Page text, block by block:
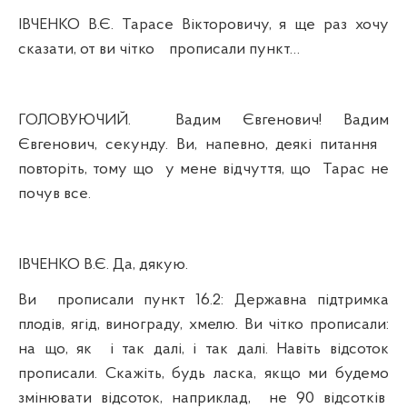
ІВЧЕНКО В.Є. Тарасе Вікторовичу, я ще раз хочу
сказати, от ви чітко
прописали пункт…
ГОЛОВУЮЧИЙ.
Вадим Євгенович! Вадим
Євгенович, секунду. Ви, напевно, деякі питання
повторіть, тому що
у мене відчуття, що
Тарас не
почув все.
ІВЧЕНКО В.Є. Да, дякую.
Ви прописали пункт 16.2: Державна підтримка
плодів, ягід, винограду, хмелю. Ви чітко прописали:
на що, як
і так далі, і так далі. Навіть відсоток
прописали. Скажіть, будь ласка, якщо ми будемо
змінювати відсоток, наприклад,
не 90 відсотків